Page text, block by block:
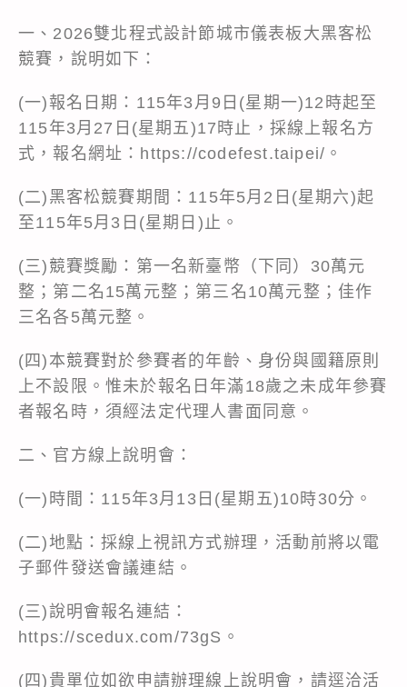
一、2026雙北程式設計節城市儀表板大黑客松
競賽，說明如下：
(一)報名日期：115年3月9日(星期一)12時起至
115年3月27日(星期五)17時止，採線上報名方
式，報名網址：https://codefest.taipei/。
(二)黑客松競賽期間：115年5月2日(星期六)起
至115年5月3日(星期日)止。
(三)競賽獎勵：第一名新臺幣（下同）30萬元
整；第二名15萬元整；第三名10萬元整；佳作
三名各5萬元整。
(四)本競賽對於參賽者的年齡、身份與國籍原則
上不設限。惟未於報名日年滿18歲之未成年參賽
者報名時，須經法定代理人書面同意。
二、官方線上說明會：
(一)時間：115年3月13日(星期五)10時30分。
(二)地點：採線上視訊方式辦理，活動前將以電
子郵件發送會議連結。
(三)說明會報名連結：
https://scedux.com/73gS。
(四)貴單位如欲申請辦理線上說明會，請逕洽活